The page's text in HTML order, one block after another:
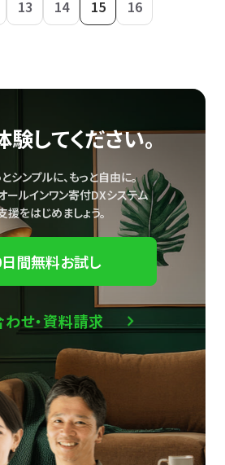
13 14 15 16
験してください。
シンプルに、もっと自由に。
ールインワン寄付DXシステム
援をはじめましょう。
間無料お試し
せ・資料請求